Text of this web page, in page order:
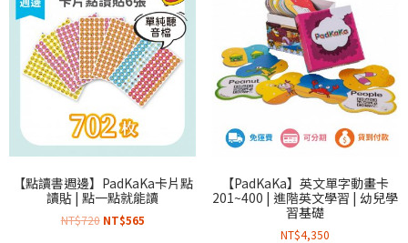
【點讀書週邊】PadKaKa卡片點
讀貼 | 點一點就能讀
NT$720 NT$565
【PadKaKa】英文單字動畫卡
201~400 | 進階英文學習 | 幼兒學
習基礎
NT$4,350